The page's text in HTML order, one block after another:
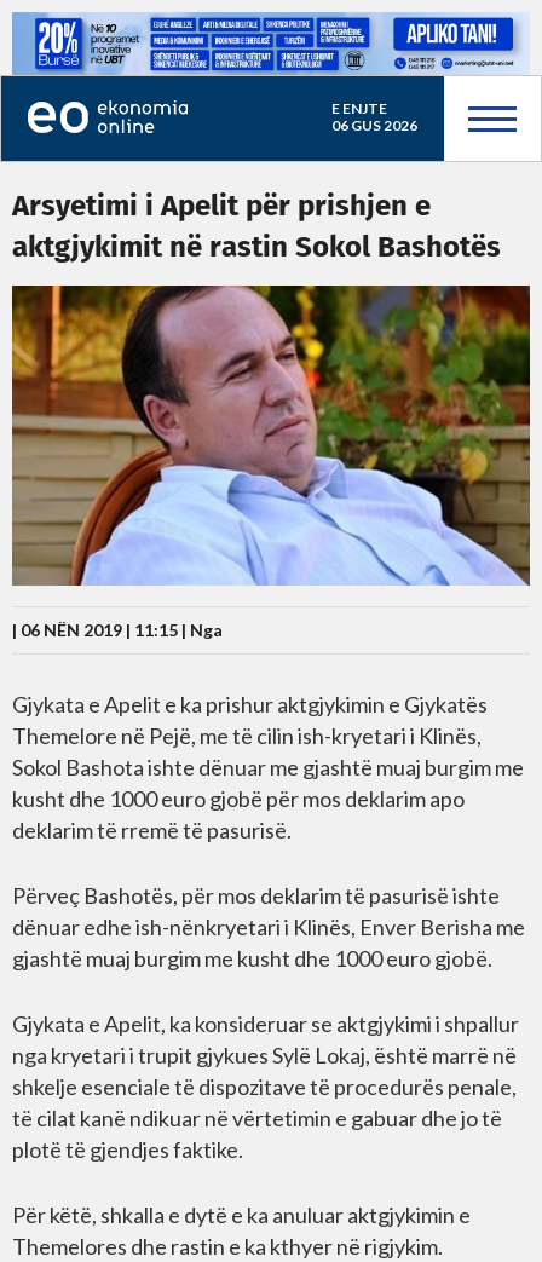
E ENJTE
06 GUS 2026
Arsyetimi i Apelit për prishjen e
aktgjykimit në rastin Sokol Bashotës
| 06 NËN 2019 | 11:15 | Nga
Gjykata e Apelit e ka prishur aktgjykimin e Gjykatës
Themelore në Pejë, me të cilin ish-kryetari i Klinës,
Sokol Bashota ishte dënuar me gjashtë muaj burgim me
kusht dhe 1000 euro gjobë për mos deklarim apo
deklarim të rremë të pasurisë.
Përveç Bashotës, për mos deklarim të pasurisë ishte
dënuar edhe ish-nënkryetari i Klinës, Enver Berisha me
gjashtë muaj burgim me kusht dhe 1000 euro gjobë.
Gjykata e Apelit, ka konsideruar se aktgjykimi i shpallur
nga kryetari i trupit gjykues Sylë Lokaj, është marrë në
shkelje esenciale të dispozitave të procedurës penale,
të cilat kanë ndikuar në vërtetimin e gabuar dhe jo të
plotë të gjendjes faktike.
Për këtë, shkalla e dytë e ka anuluar aktgjykimin e
Themelores dhe rastin e ka kthyer në rigjykim.